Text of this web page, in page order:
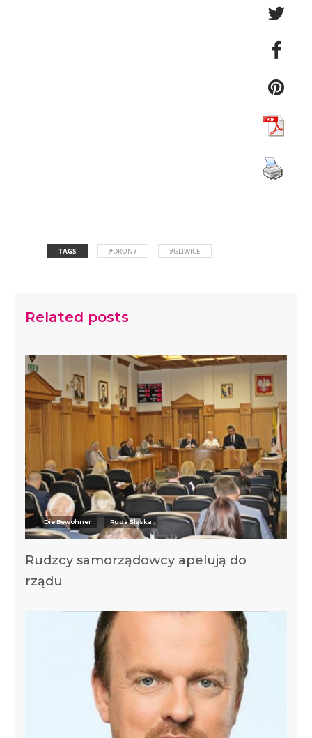
TAGS #DRONY #GLIWICE
Related posts
Die Bewohner Ruda Śląska
Rudzcy samorządowcy apelują do
rządu